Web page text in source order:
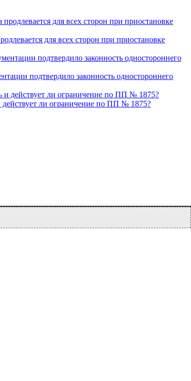
для всех сторон при приостановке
подтвердило законность одностороннего
ли ограничение по ПП № 1875?